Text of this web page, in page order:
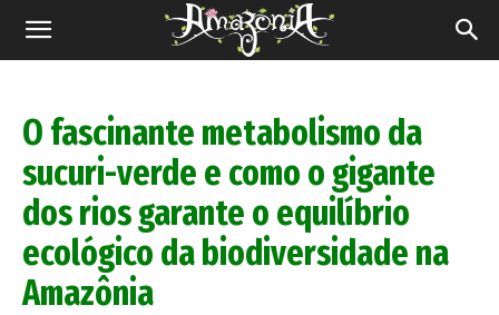
Revista
O fascinante metabolismo da
sucuri-verde e como o gigante
dos rios garante o equilíbrio
ecológico da biodiversidade na
Amazônia